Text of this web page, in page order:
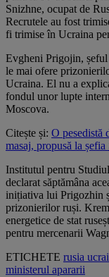
Snizhne, ocupat de
Recrutele au fost
fi trimise în Ucraina
Evgheni Prigojin, șeful
le mai ofere
Ucraina. El nu a
fondul unor lupte
Moscova.
Citește și: O pesedistă
masaj, propusă la
Institutul pentru
declarat săptămâna
inițiativa lui Prigozhin
prizonierilor ruși.
energetice de stat
pentru mercenarii
ETICHETE rusia
ministerul apararii